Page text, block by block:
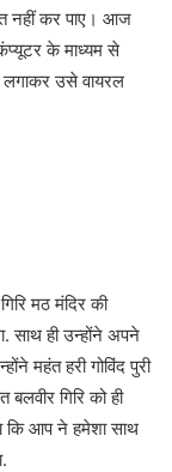
नहीं कर पाए। आज
के माध्यम से
लगाकर उसे वायरल
मठ मंदिर की
साथ ही उन्होंने अपने
महंत हरी गोविंद पुरी
गिरि को ही
कि आप ने हमेशा साथ